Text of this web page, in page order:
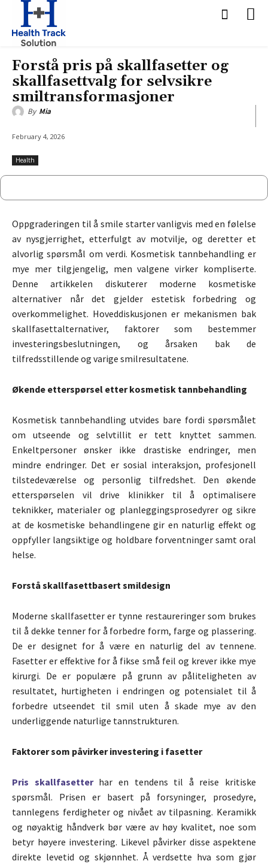
Forstå pris på skallfasetter og
skallfasettvalg for selvsikre
smiltransformasjoner
By Mia
February 4, 2026
Health
Oppgraderingen til å smile starter vanligvis med en følelse
av nysgjerrighet, etterfulgt av motvilje, og deretter et
alvorlig spørsmål om verdi. Kosmetisk tannbehandling er
mye mer tilgjengelig, men valgene virker kompliserte.
Denne artikkelen diskuterer moderne kosmetiske
alternativer når det gjelder estetisk forbedring og
overkommelighet. Hoveddiskusjonen er mekanismen bak
skallfasettalternativer, faktorer som bestemmer
investeringsbeslutningen, og årsaken bak de
tilfredsstillende og varige smilresultatene.
Økende etterspørsel etter kosmetisk tannbehandling
Kosmetisk tannbehandling utvides bare fordi spørsmålet
om utseende og selvtillit er tett knyttet sammen.
Enkeltpersoner ønsker ikke drastiske endringer, men
mindre endringer. Det er sosial interaksjon, profesjonell
tilstedeværelse og personlig tilfredshet. Den økende
etterspørselen vil drive klinikker til å optimalisere
teknikker, materialer og planleggingsprosedyrer og sikre
at de kosmetiske behandlingene gir en naturlig effekt og
oppfyller langsiktige og holdbare forventninger samt oral
helse.
Forstå skallfasettbasert smildesign
Moderne skallfasetter er tynne restaureringer som brukes
til å dekke tenner for å forbedre form, farge og plassering.
De er designet for å være en naturlig del av tennene.
Fasetter er effektive for å fikse små feil og krever ikke mye
kirurgi. De er populære på grunn av påliteligheten av
resultatet, hurtigheten i endringen og potensialet til å
forbedre utseendet til smil uten å skade mye av den
underliggende naturlige tannstrukturen.
Faktorer som påvirker investering i fasetter
Pris skallfasetterhar en tendens til å reise kritiske
spørsmål. Prisen er basert på forsyninger, prosedyre,
tannlegens ferdigheter og nivået av tilpasning. Keramikk
og nøyaktig håndverk bør være av høy kvalitet, noe som
betyr høyere investering. Likevel påvirker disse aspektene
direkte levetid og skjønnhet. Å verdsette hva som gjør